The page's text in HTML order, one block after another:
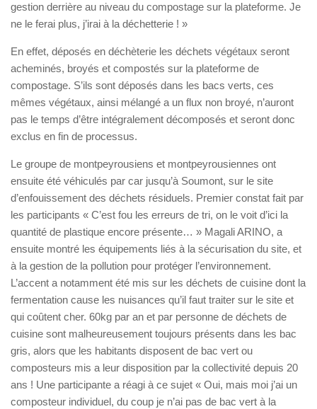
gestion derrière au niveau du compostage sur la plateforme. Je
ne le ferai plus, j’irai à la déchetterie ! »
En effet, déposés en déchèterie les déchets végétaux seront
acheminés, broyés et compostés sur la plateforme de
compostage. S’ils sont déposés dans les bacs verts, ces
mêmes végétaux, ainsi mélangé a un flux non broyé, n’auront
pas le temps d’être intégralement décomposés et seront donc
exclus en fin de processus.
Le groupe de montpeyrousiens et montpeyrousiennes ont
ensuite été véhiculés par car jusqu’à Soumont, sur le site
d’enfouissement des déchets résiduels. Premier constat fait par
les participants « C’est fou les erreurs de tri, on le voit d’ici la
quantité de plastique encore présente… » Magali ARINO, a
ensuite montré les équipements liés à la sécurisation du site, et
à la gestion de la pollution pour protéger l’environnement.
L’accent a notamment été mis sur les déchets de cuisine dont la
fermentation cause les nuisances qu’il faut traiter sur le site et
qui coûtent cher. 60kg par an et par personne de déchets de
cuisine sont malheureusement toujours présents dans les bac
gris, alors que les habitants disposent de bac vert ou
composteurs mis a leur disposition par la collectivité depuis 20
ans ! Une participante a réagi à ce sujet « Oui, mais moi j’ai un
composteur individuel, du coup je n’ai pas de bac vert à la